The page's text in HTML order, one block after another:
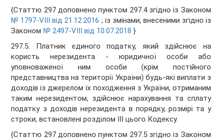
{Статтю 297 доповнено пунктом 297.4 згідно із Законом
№ 1797-VIII від 21.12.2016 ; із змінами, внесеними згідно із
Законом № 2497-VIII від 10.07.2018 }
297.5. Платник єдиного податку, який здійснює на
користь нерезидента - юридичної особи або
уповноваженої ним особи (крім постійного
представництва на території України) будь-які виплати з
доходів із джерелом їх походження з України, отриманим
таким нерезидентом, здійснює нарахування та сплату
податку з доходів нерезидента в порядку, розмірі та у
строки, встановлені розділом III цього Кодексу.
{Статтю 297 доповнено пунктом 297.5 згідно із Законом